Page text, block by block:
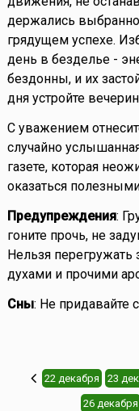
держались
грядущем успехе.
день в безделье -
бездонны, и их
дня устройте
С уважением
случайно
газете, которая
оказаться
Предупреждения:
гоните прочь, не
Нельзя перегружать
духами и прочими
Сны: Не придавайте
22 декабря 23
26 декабря